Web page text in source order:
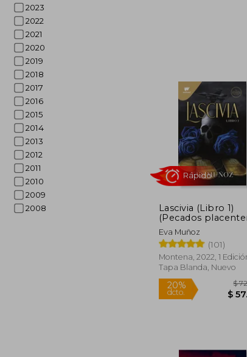
2023
2022
2021
2020
2019
2018
2017
2016
2015
2014
2013
2012
2011
2010
2009
2008
45%
dcto.
Lascivia (Libro 1)
(Pecados
1)
Eva Muñoz
(101)
Montena, 2022, 1
Tapa Blanda, Nuevo